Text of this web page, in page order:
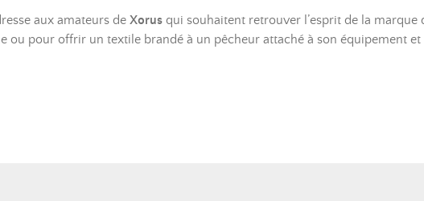
aux amateurs de Xorus qui souhaitent retrouver l’esprit de la marque
ou pour offrir un textile brandé à un pêcheur attaché à son équipement et